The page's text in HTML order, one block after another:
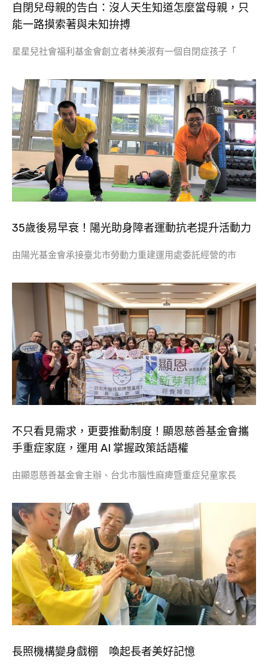
自閉兒母親的告白：沒人天生知道怎麼當母親，只
能一路摸索著與未知拚搏
星星兒社會福利基金會創立者林美淑有一個自閉症孩子「
35歲後易早衰！陽光助身障者運動抗老提升活動力
由陽光基金會承接臺北市勞動力重建運用處委託經營的市
不只看見需求，更要推動制度！顯恩慈善基金會攜
手重症家庭，運用 AI 掌握政策話語權
由顯恩慈善基金會主辦、台北市腦性麻痺暨重症兒童家長
長照機構變身戲棚 喚起長者美好記憶